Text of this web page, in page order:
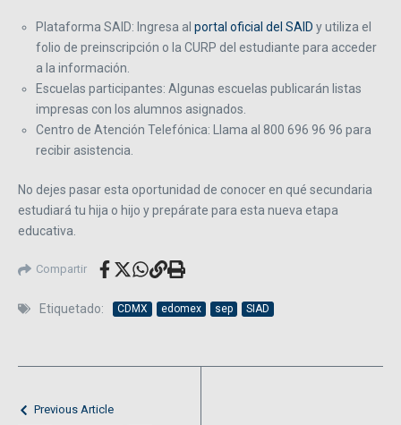
Plataforma SAID: Ingresa al portal oficial del SAID y utiliza el
folio de preinscripción o la CURP del estudiante para acceder
a la información.
Escuelas participantes: Algunas escuelas publicarán listas
impresas con los alumnos asignados.
Centro de Atención Telefónica: Llama al 800 696 96 96 para
recibir asistencia.
No dejes pasar esta oportunidad de conocer en qué secundaria
estudiará tu hija o hijo y prepárate para esta nueva etapa
educativa.
Compartir
Etiquetado: CDMX edomex sep SIAD
Previous Article